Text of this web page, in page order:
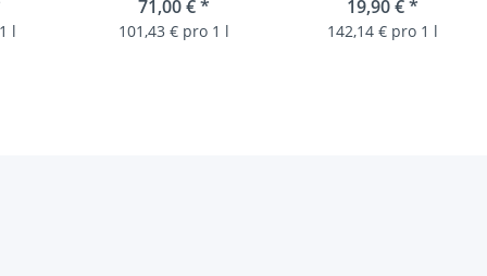
l
Scotch Whisky 46% vol
0,7L
71,00 €*
101,43 € pro 1 l
Single Malt Scotch
Whisky
19,90 €*
142,14 € pro 1 l